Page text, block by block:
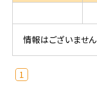
情報はございません
1